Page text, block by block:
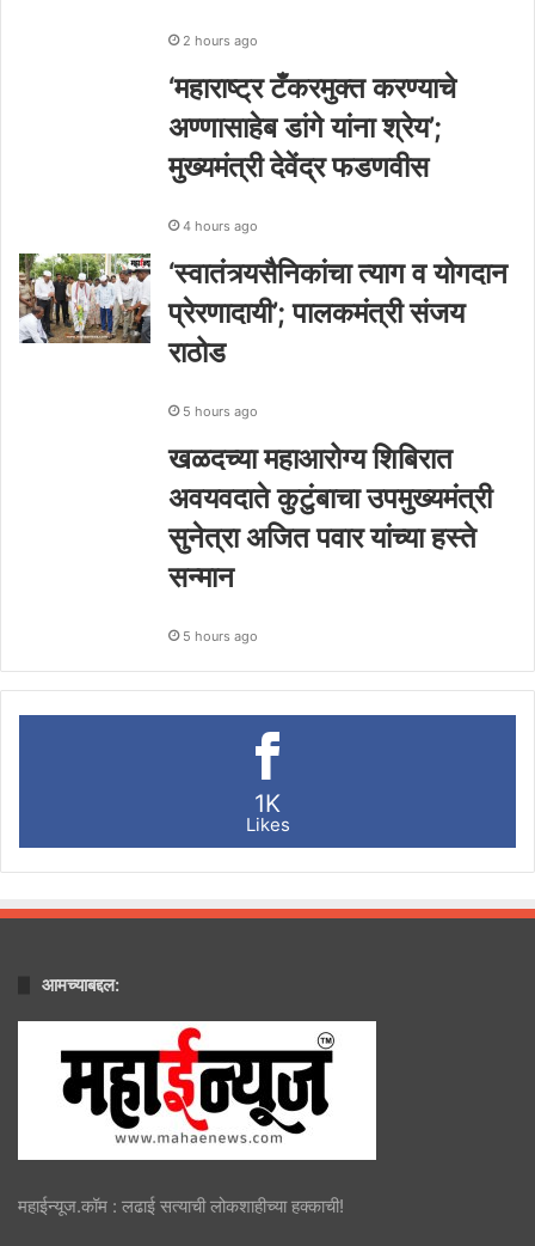
2 hours ago
‘महाराष्ट्र टँकरमुक्त करण्याचे
अण्णासाहेब डांगे यांना श्रेय’;
मुख्यमंत्री देवेंद्र फडणवीस
4 hours ago
‘स्वातंत्र्यसैनिकांचा त्याग व योगदान
प्रेरणादायी’; पालकमंत्री संजय
राठोड
5 hours ago
खळदच्या महाआरोग्य शिबिरात
अवयवदाते कुटुंबाचा उपमुख्यमंत्री
सुनेत्रा अजित पवार यांच्या हस्ते
सन्मान
5 hours ago
1K
Likes
आमच्याबद्दल:
महाईन्यूज.कॉम : लढाई सत्याची लोकशाहीच्या हक्काची!